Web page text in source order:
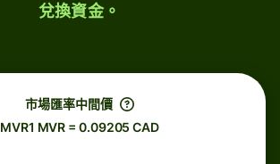
兌換資金。
市場匯率中間價
MVR1 MVR = 0.09205 CAD